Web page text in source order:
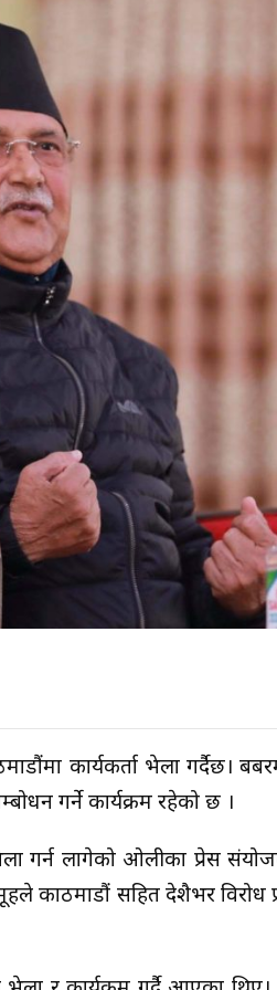
कार्यकर्ता भेला गर्दैछ।
गर्ने कार्यक्रम रहेको छ ।
गर्न लागेको ओलीका प्रेस
काठमाडौं सहित देशैभर विरोध